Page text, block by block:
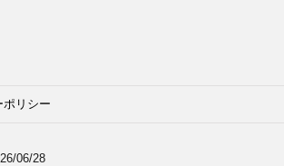
ポリシー
06/28